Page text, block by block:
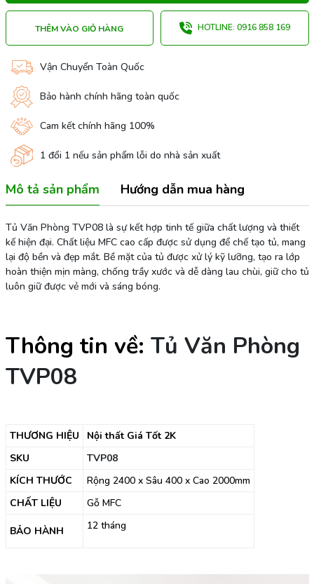
THÊM VÀO GIỎ HÀNG HOTLINE: 0916 858 169
Vận Chuyển Toàn Quốc
Bảo hành chính hãng toàn quốc
Cam kết chính hãng 100%
1 đổi 1 nếu sản phẩm lỗi do nhà sản xuất
Mô tả sản phẩm Hướng dẫn mua hàng
Tủ Văn Phòng TVP08 là sự kết hợp tinh tế giữa chất lượng và thiết
kế hiện đại. Chất liệu MFC cao cấp được sử dụng để chế tạo tủ, mang
lại độ bền và đẹp mắt. Bề mặt của tủ được xử lý kỹ lưỡng, tạo ra lớp
hoàn thiện mịn màng, chống trầy xước và dễ dàng lau chùi, giữ cho tủ
luôn giữ được vẻ mới và sáng bóng.
Thông tin về: Tủ Văn Phòng
TVP08
THƯƠNG HIỆU
Nội thất Giá Tốt 2K
SKU
TVP08
KÍCH THƯỚC
Rộng 2400 x Sâu 400 x Cao 2000mm
CHẤT LIỆU
Gỗ MFC
BẢO HÀNH 12 tháng